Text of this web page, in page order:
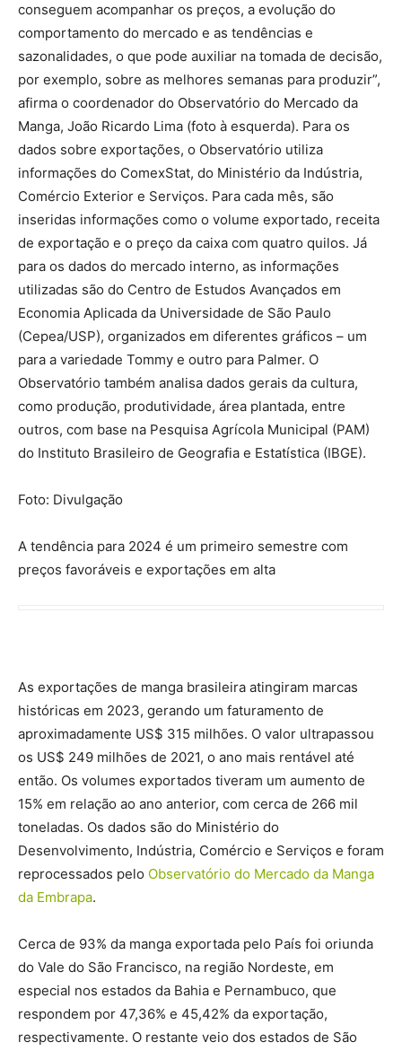
conseguem acompanhar os preços, a evolução do
comportamento do mercado e as tendências e
sazonalidades, o que pode auxiliar na tomada de decisão,
por exemplo, sobre as melhores semanas para produzir”,
afirma o coordenador do Observatório do Mercado da
Manga, João Ricardo Lima (foto à esquerda). Para os
dados sobre exportações, o Observatório utiliza
informações do ComexStat, do Ministério da Indústria,
Comércio Exterior e Serviços. Para cada mês, são
inseridas informações como o volume exportado, receita
de exportação e o preço da caixa com quatro quilos. Já
para os dados do mercado interno, as informações
utilizadas são do Centro de Estudos Avançados em
Economia Aplicada da Universidade de São Paulo
(Cepea/USP), organizados em diferentes gráficos – um
para a variedade Tommy e outro para Palmer. O
Observatório também analisa dados gerais da cultura,
como produção, produtividade, área plantada, entre
outros, com base na Pesquisa Agrícola Municipal (PAM)
do Instituto Brasileiro de Geografia e Estatística (IBGE).
Foto: Divulgação
A tendência para 2024 é um primeiro semestre com
preços favoráveis e exportações em alta
As exportações de manga brasileira atingiram marcas
históricas em 2023, gerando um faturamento de
aproximadamente US$ 315 milhões. O valor ultrapassou
os US$ 249 milhões de 2021, o ano mais rentável até
então. Os volumes exportados tiveram um aumento de
15% em relação ao ano anterior, com cerca de 266 mil
toneladas. Os dados são do Ministério do
Desenvolvimento, Indústria, Comércio e Serviços e foram
reprocessados pelo Observatório do Mercado da Manga
da Embrapa.
Cerca de 93% da manga exportada pelo País foi oriunda
do Vale do São Francisco, na região Nordeste, em
especial nos estados da Bahia e Pernambuco, que
respondem por 47,36% e 45,42% da exportação,
respectivamente. O restante veio dos estados de São